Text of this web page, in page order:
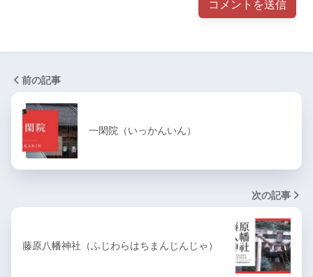
前の記事
一閑院（いっかんいん）
次の記事
藤原八幡神社（ふじわらはちまんじんじゃ）